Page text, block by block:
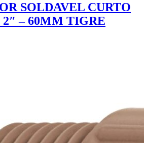
SOLDAVEL CURTO
– 60MM TIGRE